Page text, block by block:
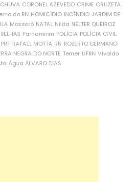
CHUVA CORONEL AZEVEDO CRIME CRUZETA
do RN HOMICÍDIO INCÊNDIO JARDIM DE
Mossoró NATAL Nilda NÉLTER QUEIROZ
Parnamirim POLÍCIA POLÍCIA CIVIL
PRF RAFAEL MOTTA RN ROBERTO GERMANO
NEGRA DO NORTE Temer UFRN Vivaldo
Água ÁLVARO DIAS